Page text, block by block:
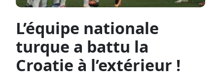
L’équipe nationale
turque a battu la
Croatie à l’extérieur !